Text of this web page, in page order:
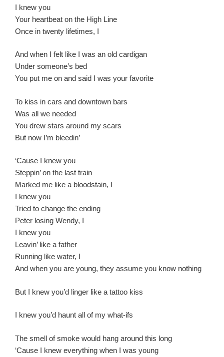
I knew you
Your heartbeat on the High Line
Once in twenty lifetimes, I
And when I felt like I was an old cardigan
Under someone’s bed
You put me on and said I was your favorite
To kiss in cars and downtown bars
Was all we needed
You drew stars around my scars
But now I’m bleedin’
‘Cause I knew you
Steppin’ on the last train
Marked me like a bloodstain, I
I knew you
Tried to change the ending
Peter losing Wendy, I
I knew you
Leavin’ like a father
Running like water, I
And when you are young, they assume you know nothing
But I knew you’d linger like a tattoo kiss
I knew you’d haunt all of my what-ifs
The smell of smoke would hang around this long
‘Cause I knew everything when I was young